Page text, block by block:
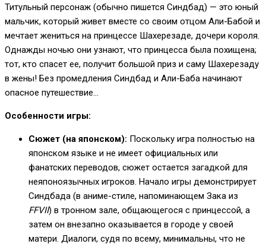
Титульный персонаж (обычно пишется Синдбад) — это юный
мальчик, который живет вместе со своим отцом Али-Бабой и
мечтает жениться на принцессе Шахерезаде, дочери короля.
Однажды ночью они узнают, что принцесса была похищена;
тот, кто спасет ее, получит большой приз и саму Шахерезаду
в жены! Без промедления Синдбад и Али-Баба начинают
опасное путешествие…
Особенности игры:
Сюжет (на японском): Поскольку игра полностью на
японском языке и не имеет официальных или
фанатских переводов, сюжет остается загадкой для
неяпоноязычных игроков. Начало игры демонстрирует
Синдбада (в аниме-стиле, напоминающем Зака из
FFVII) в тронном зале, общающегося с принцессой, а
затем он внезапно оказывается в городе у своей
матери. Диалоги, судя по всему, минимальны, что не